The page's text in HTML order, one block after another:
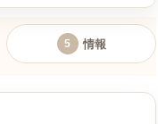
5 情報